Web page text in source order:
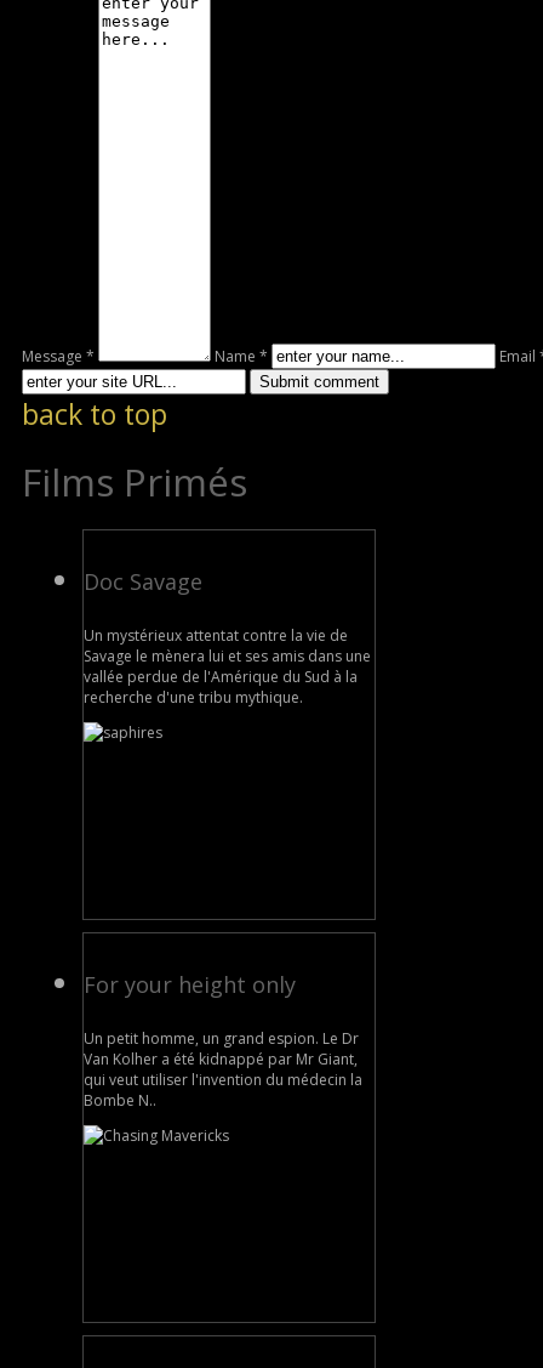
Message * Name * Email
back to top
Films Primés
Doc Savage
Un mystérieux attentat contre la vie de
Savage le mènera lui et ses amis dans une
vallée perdue de l'Amérique du Sud à la
recherche d'une tribu mythique.
For your height only
Un petit homme, un grand espion. Le Dr
Van Kolher a été kidnappé par Mr Giant,
qui veut utiliser l'invention du médecin la
Bombe N..